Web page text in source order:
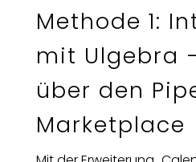
Methode 1:
mit Ulgebra
über den
Marketplace